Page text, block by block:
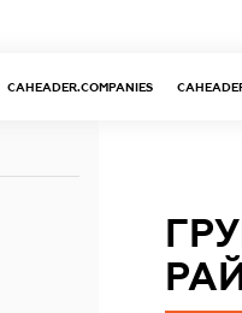
CAHEADER.COMPANIES